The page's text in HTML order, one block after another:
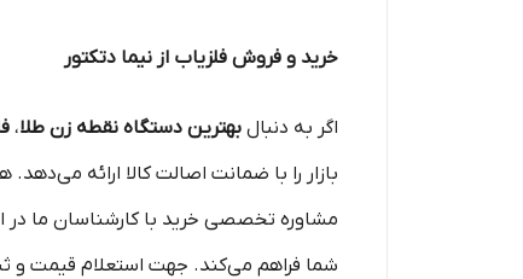
خرید و فروش فلزیاب از نیما دتکتور
اگر به دنبال بهترین دستگاه نقطه زن طلا،
بازار را با ضمانت اصالت کالا ارائه
مشاوره تخصصی خرید با کارشناسان ما در
شما فراهم می‌کند. جهت استعلام قیمت و